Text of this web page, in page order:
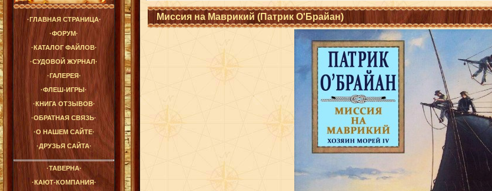
·ГЛАВНАЯ СТРАНИЦА·
·ФОРУМ·
·КАТАЛОГ ФАЙЛОВ·
·СУДОВОЙ ЖУРНАЛ·
·ГАЛЕРЕЯ·
·ФЛЕШ-ИГРЫ·
·КНИГА ОТЗЫВОВ·
·ОБРАТНАЯ СВЯЗЬ·
·О НАШЕМ САЙТЕ·
·ДРУЗЬЯ САЙТА·
·ТАВЕРНА·
·КАЮТ-КОМПАНИЯ·
Миссия на Маврикий (Патрик О'Брайан)